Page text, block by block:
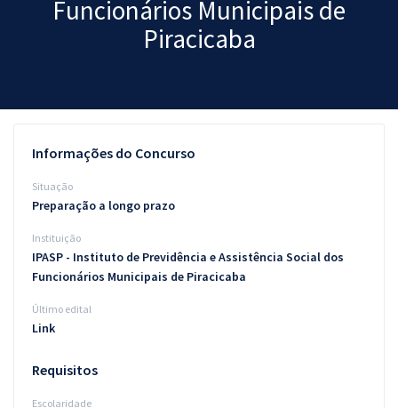
Questões grátis
Blog
Funcionários Municipais de
Piracicaba
Informações do Concurso
Situação
Preparação a longo prazo
Instituição
IPASP - Instituto de Previdência e Assistência Social dos
Funcionários Municipais de Piracicaba
Último edital
Link
Requisitos
Escolaridade